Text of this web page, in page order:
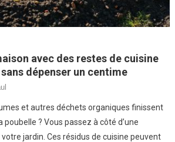
avec des restes de cuisine
dépenser un centime
et autres déchets organiques finissent
? Vous passez à côté d’une
jardin. Ces résidus de cuisine peuvent